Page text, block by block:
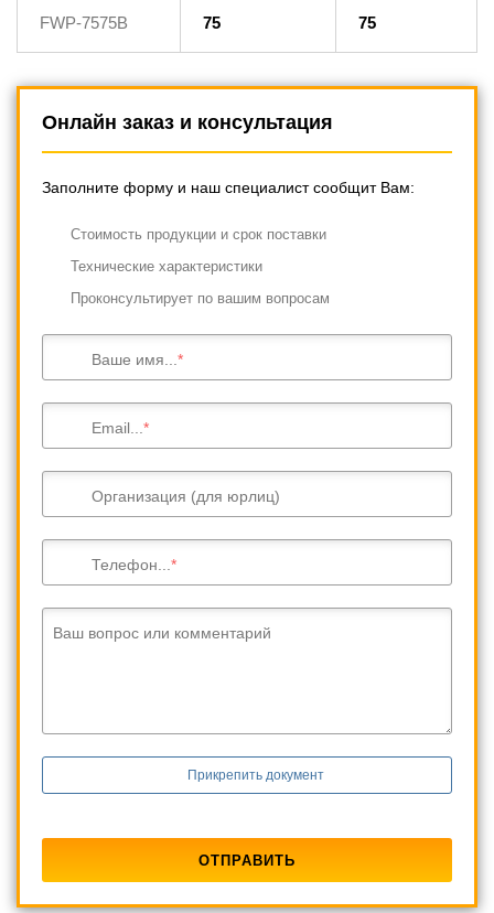
FWP-7575B 75 75
Онлайн заказ и консультация
Заполните форму и наш специалист сообщит Вам:
Cтоимость продукции и срок поставки
Технические характеристики
Проконсультирует по вашим вопросам
Ваше имя...
Email...
Организация (для юрлиц)
Телефон...
Ваш вопрос или комментарий
Прикрепить документ